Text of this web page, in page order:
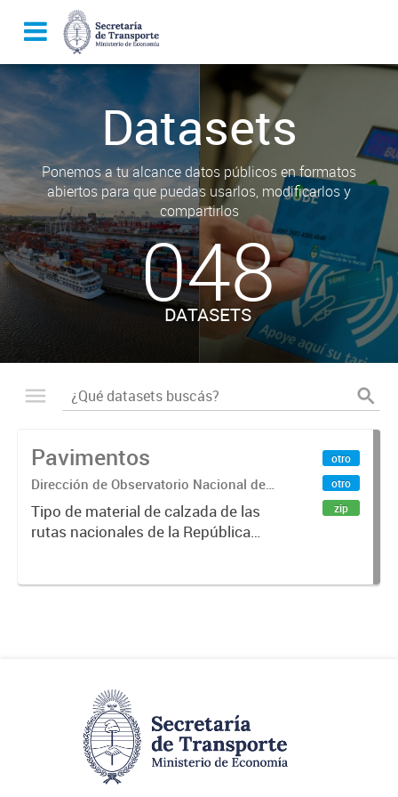
Datasets
Ponemos a tu alcance datos públicos en formatos
abiertos para que puedas usarlos, modificarlos y
compartirlos
048
DATASETS
Pavimentos
Dirección de Observatorio Nacional de
Transporte
Tipo de material de calzada de las
rutas nacionales de la República
2019.
otro
otro
zip